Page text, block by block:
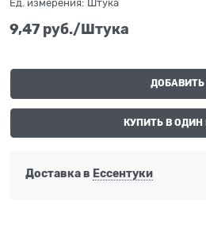
Ед. измерения: Штука
9,47 руб./Штука
ДОБАВИТЬ
КУПИТЬ В ОДИН
Доставка в Ессентуки